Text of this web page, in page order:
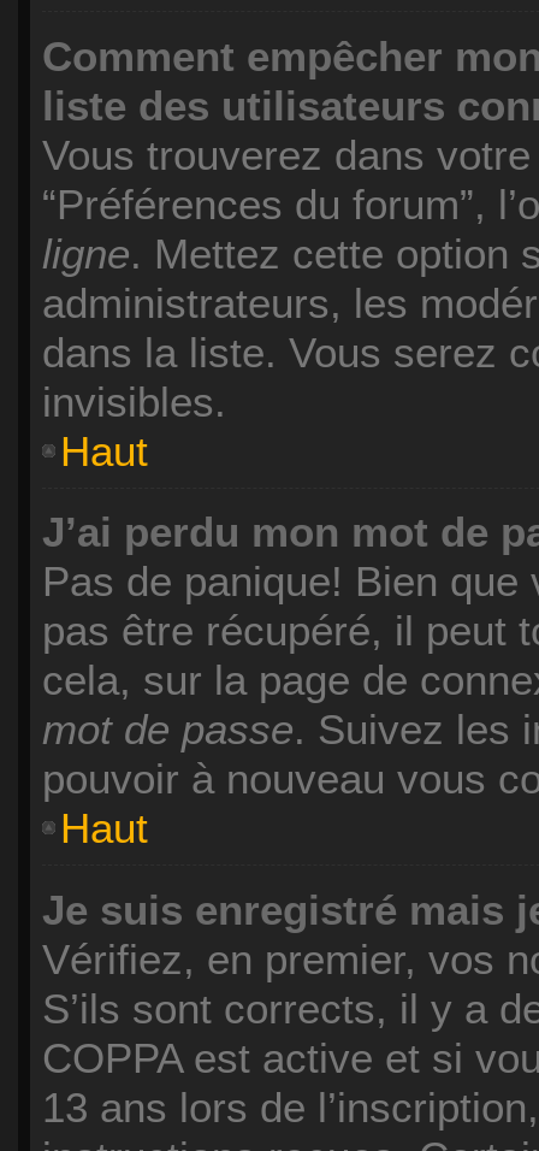
Comment empêcher
liste des utilisateurs
Vous trouverez dans
“Préférences du forum”,
ligne. Mettez cette option
administrateurs, les
dans la liste. Vous serez
invisibles.
Haut
J’ai perdu mon mot de
Pas de panique! Bien
pas être récupéré, il peut
cela, sur la page de
mot de passe. Suivez les
pouvoir à nouveau vous
Haut
Je suis enregistré mais
Vérifiez, en premier, vos
S’ils sont corrects, il y a
COPPA est active et si
13 ans lors de